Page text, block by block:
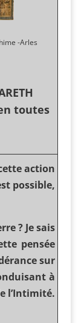
-Arles
toutes
action
possible,
? Je sais
pensée
sur
à
l’Intimité.